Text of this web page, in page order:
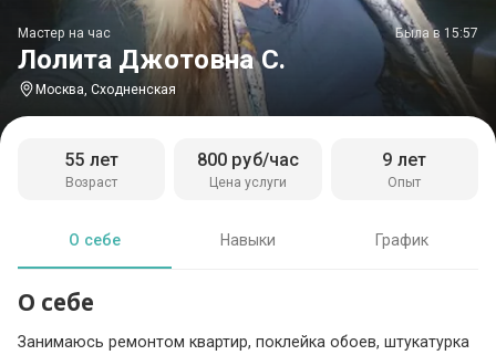
Лолита Джотовна С.
Мастер на час Была в 15:57
Москва, Сходненская
Возраст
55 лет
Цена услуги
800 руб/час
Опыт
9 лет
О себе Навыки График
О себе
Занимаюсь ремонтом квартир, поклейка обоев, штукатурка